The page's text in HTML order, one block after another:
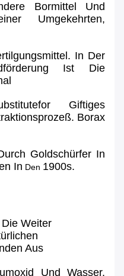
Bormittel Und
Umgekehrten,
In Der
Ist Die
Giftiges
Borax
Goldschürfer In
In Den 1900s.
Weiter
Aus
Und Wasser,